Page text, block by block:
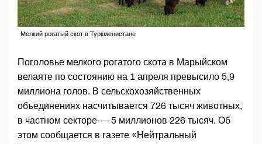
Мелкий рогатый скот в Туркменистане
Поголовье мелкого рогатого скота в Марыйском
велаяте по состоянию на 1 апреля превысило 5,9
миллиона голов. В сельскохозяйственных
объединениях насчитывается 726 тысяч животных,
в частном секторе — 5 миллионов 226 тысяч. Об
этом сообщается в газете «Нейтральный